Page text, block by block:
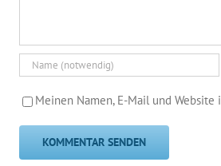
Meinen Namen, E-Mail und